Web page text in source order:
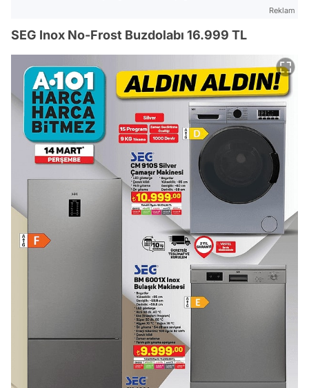
Reklam
SEG Inox No-Frost Buzdolabı 16.999 TL